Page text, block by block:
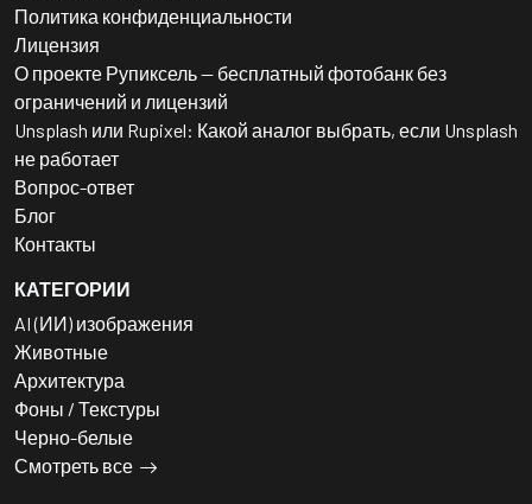
Политика конфиденциальности
Лицензия
О проекте Рупиксель — бесплатный фотобанк без
ограничений и лицензий
Unsplash или Rupixel: Какой аналог выбрать, если Unsplash
не работает
Вопрос-ответ
Блог
Контакты
КАТЕГОРИИ
AI (ИИ) изображения
Животные
Архитектура
Фоны / Текстуры
Черно-белые
Смотреть все